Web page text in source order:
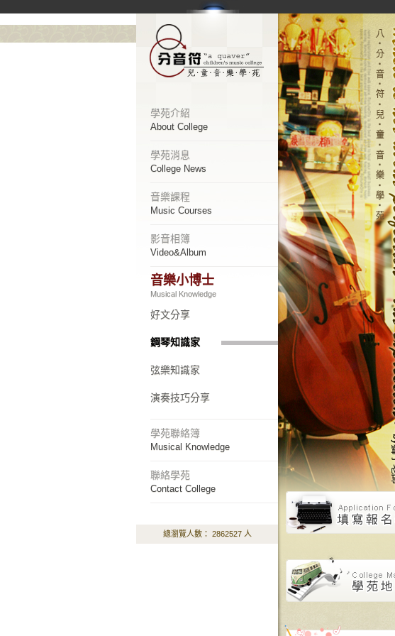
學苑介紹
About College
學苑消息
College News
音樂課程
Music Courses
影音相簿
Video&Album
音樂小博士
Musical Knowledge
好文分享
鋼琴知識家
弦樂知識家
演奏技巧分享
學苑聯絡簿
Musical Knowledge
聯絡學苑
Contact College
總瀏覽人數： 2862527 人